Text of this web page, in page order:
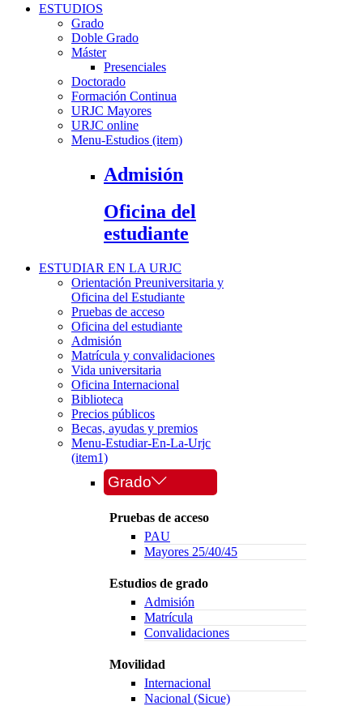
ESTUDIOS
Grado
Doble Grado
Máster
Presenciales
Doctorado
Formación Continua
URJC Mayores
URJC online
Menu-Estudios (item)
Admisión
Oficina del
estudiante
ESTUDIAR EN LA URJC
Orientación Preuniversitaria y
Oficina del Estudiante
Pruebas de acceso
Oficina del estudiante
Admisión
Matrícula y convalidaciones
Vida universitaria
Oficina Internacional
Biblioteca
Precios públicos
Becas, ayudas y premios
Menu-Estudiar-En-La-Urjc
(item1)
Grado
Pruebas de acceso
PAU
Mayores 25/40/45
Estudios de grado
Admisión
Matrícula
Convalidaciones
Movilidad
Internacional
Nacional (Sicue)